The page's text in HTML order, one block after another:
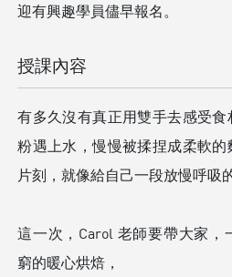
迎有興趣學員儘早報名。
授課內容
有多久沒有真正用雙手去感受
粉遇上水，慢慢被揉捏成柔軟
片刻，就像給自己一段放慢呼吸
這一次，Carol 老師要帶大家，
窮的暖心烘焙，